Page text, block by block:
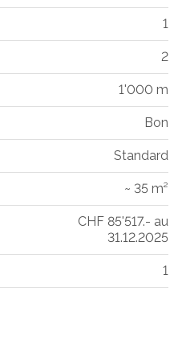
1
2
1'000 m
Bon
Standard
~ 35 m²
CHF 85'517.- au
31.12.2025
1